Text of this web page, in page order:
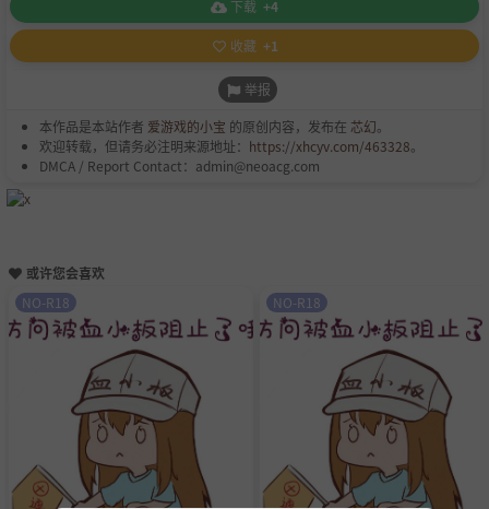
下载 +4
收藏 +1
举报
本作品是本站作者 爱游戏的小宝 的原创内容，发布在 芯幻。
欢迎转载，但请务必注明来源地址： https://xhcyv.com/463328。
DMCA / Report Contact：admin@neoacg.com
或许您会喜欢
NO-R18 NO-R18